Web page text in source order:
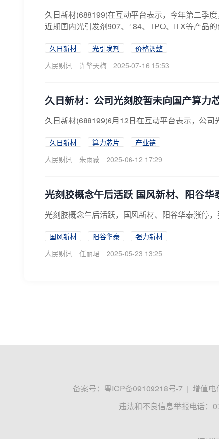
久日新材(688199)在互动平台表示，今年第二季
近期国内光引发剂907、184、TPO、ITX等产品
久日新材 光引发剂
价格调整
人民财讯
许擎天梅 2025-07-16 15:53
久日新材：公司光刻胶暂未向国产算力
久日新材(688199)6月12日在互动平台表示，公
久日新材 算力芯片
产业链
人民财讯
朱雨蒙 2025-06-12 17:29
光刻胶概念午后活跃 国风新材、阳谷华
光刻胶概念午后活跃，国风新材、阳谷华泰涨停
国风新材 阳谷华泰
强力新材
人民财讯
任丽珺 2025-05-23 13:25
备案号： 粤ICP备09109218号-7 | 增值电
违法和不良信息举报电话：